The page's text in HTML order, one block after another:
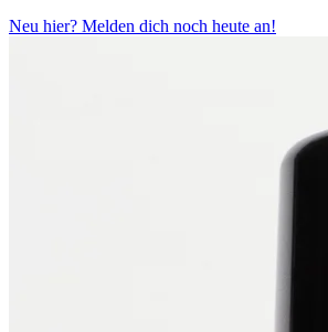
Neu hier? Melden dich noch heute an!